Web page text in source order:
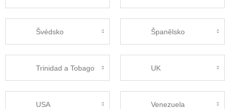
Švédsko Španělsko
Trinidad a Tobago UK
USA Venezuela